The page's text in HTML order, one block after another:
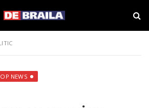
NEWS